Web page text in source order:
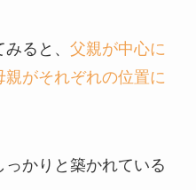
ると、 父親が中心に
がそれぞれの位置に
かりと築かれている